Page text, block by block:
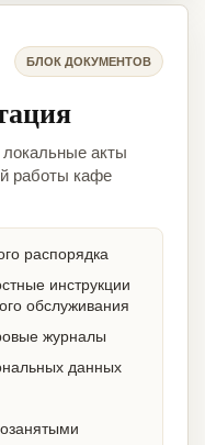
БЛОК ДОКУМЕНТОВ
акты
работы кафе
распорядка
инструкции
обслуживания
журналы
данных